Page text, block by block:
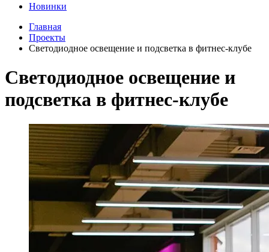
Новинки
Главная
Проекты
Светодиодное освещение и подсветка в фитнес-клубе
Светодиодное освещение и
подсветка в фитнес-клубе